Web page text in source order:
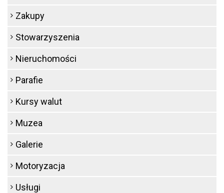
Zakupy
Stowarzyszenia
Nieruchomości
Parafie
Kursy walut
Muzea
Galerie
Motoryzacja
Usługi